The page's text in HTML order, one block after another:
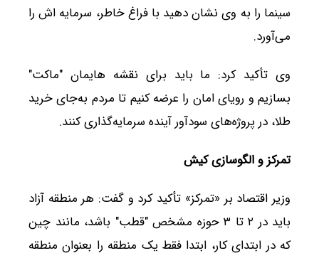
سینما را به وی نشان دهید با فراغ خاطر، سرمایه اش را
می‌آورد.
وی تأکید کرد: ما باید برای نقشه هایمان "ماکت"
بسازیم و رویای امان را عرضه کنیم تا مردم به‌جای خرید
طلا، در پروژه‌های سودآور آینده سرمایه‌گذاری کنند.
تمرکز و الگوسازی کیش
وزیر اقتصاد بر «تمرکز» تأکید کرد و گفت: هر منطقه آزاد
باید در ۲ تا ۳ حوزه مشخص "قطب" باشد، مانند چین
که در ابتدای کار، ابتدا فقط یک منطقه را بعنوان منطقه